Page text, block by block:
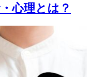
心理とは？